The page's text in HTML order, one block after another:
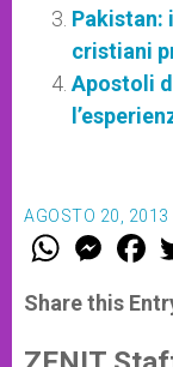
Pakistan:
cristiani
Apostoli
AGOSTO 20, 2013
W
t
s
p
M
e
s
e
g
F
a
e
b
o
Share this